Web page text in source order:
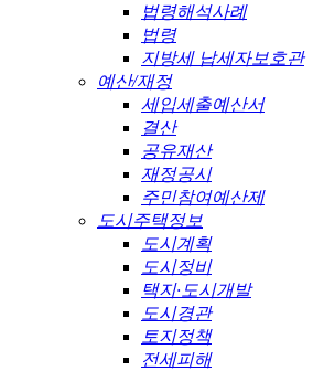
법령해석사례
법령
지방세 납세자보호관
예산/재정
세입세출예산서
결산
공유재산
재정공시
주민참여예산제
도시주택정보
도시계획
도시정비
택지·도시개발
도시경관
토지정책
전세피해